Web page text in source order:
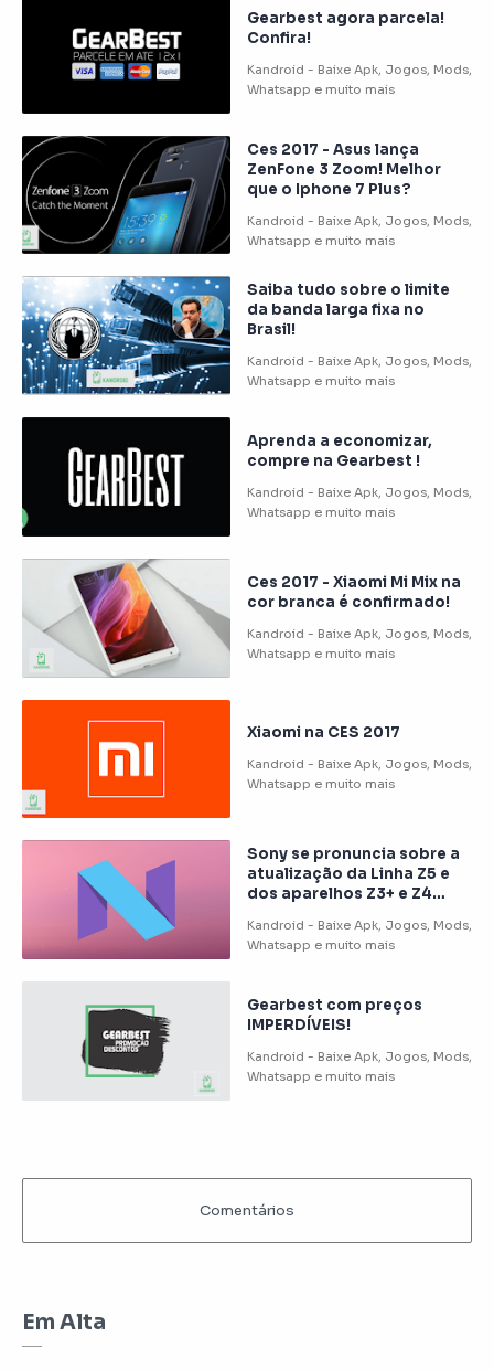
Gearbest agora parcela!
Confira!
Ces 2017 - Asus lança
ZenFone 3 Zoom! Melhor
que o Iphone 7 Plus?
Saiba tudo sobre o limite
da banda larga fixa no
Brasil!
Aprenda a economizar,
compre na Gearbest !
Ces 2017 - Xiaomi Mi Mix na
cor branca é confirmado!
Xiaomi na CES 2017
Sony se pronuncia sobre a
atualização da Linha Z5 e
dos aparelhos Z3+ e Z4
Gearbest com preços
IMPERDÍVEIS!
Em Alta